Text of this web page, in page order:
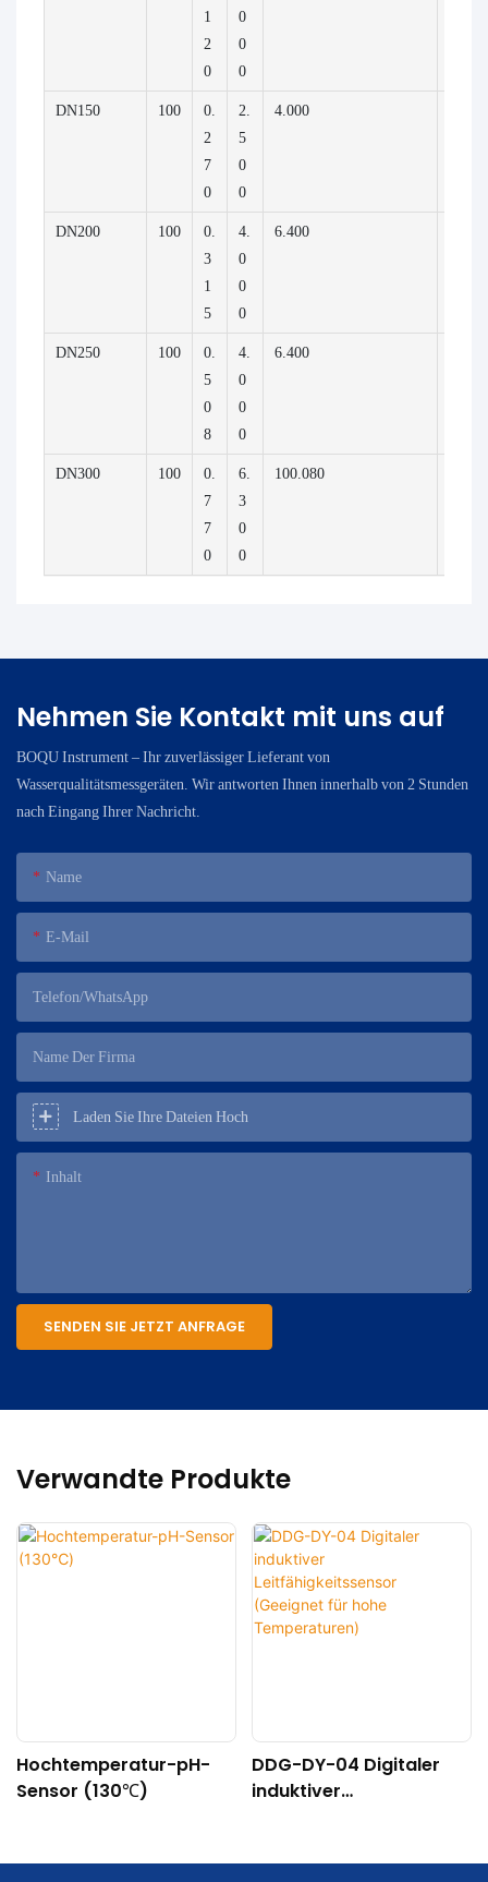
1
2
0
0
0
0
DN150 100
0.
2
7
0
2.
5
0
0
4.000
DN200 100
0.
3
1
5
4.
0
0
0
6.400
DN250 100
0.
5
0
8
4.
0
0
0
6.400
DN300 100
0.
7
7
0
6.
3
0
0
100.080
Nehmen Sie Kontakt mit uns auf
BOQU Instrument – ​​Ihr zuverlässiger Lieferant von
Wasserqualitätsmessgeräten. Wir antworten Ihnen innerhalb von 2 Stunden
nach Eingang Ihrer Nachricht.
Name
E-Mail
Telefon/WhatsApp
Name Der Firma
Laden Sie Ihre Dateien Hoch
Inhalt
SENDEN SIE JETZT ANFRAGE
Verwandte Produkte
Hochtemperatur-pH-
Sensor (130℃)
DDG-DY-04 Digitaler
induktiver
Temperaturen)